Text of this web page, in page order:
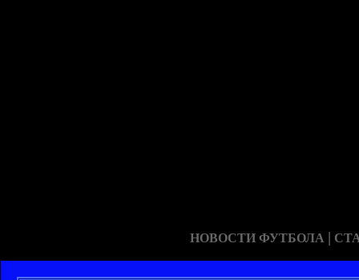
НОВОСТИ ФУТБОЛА |